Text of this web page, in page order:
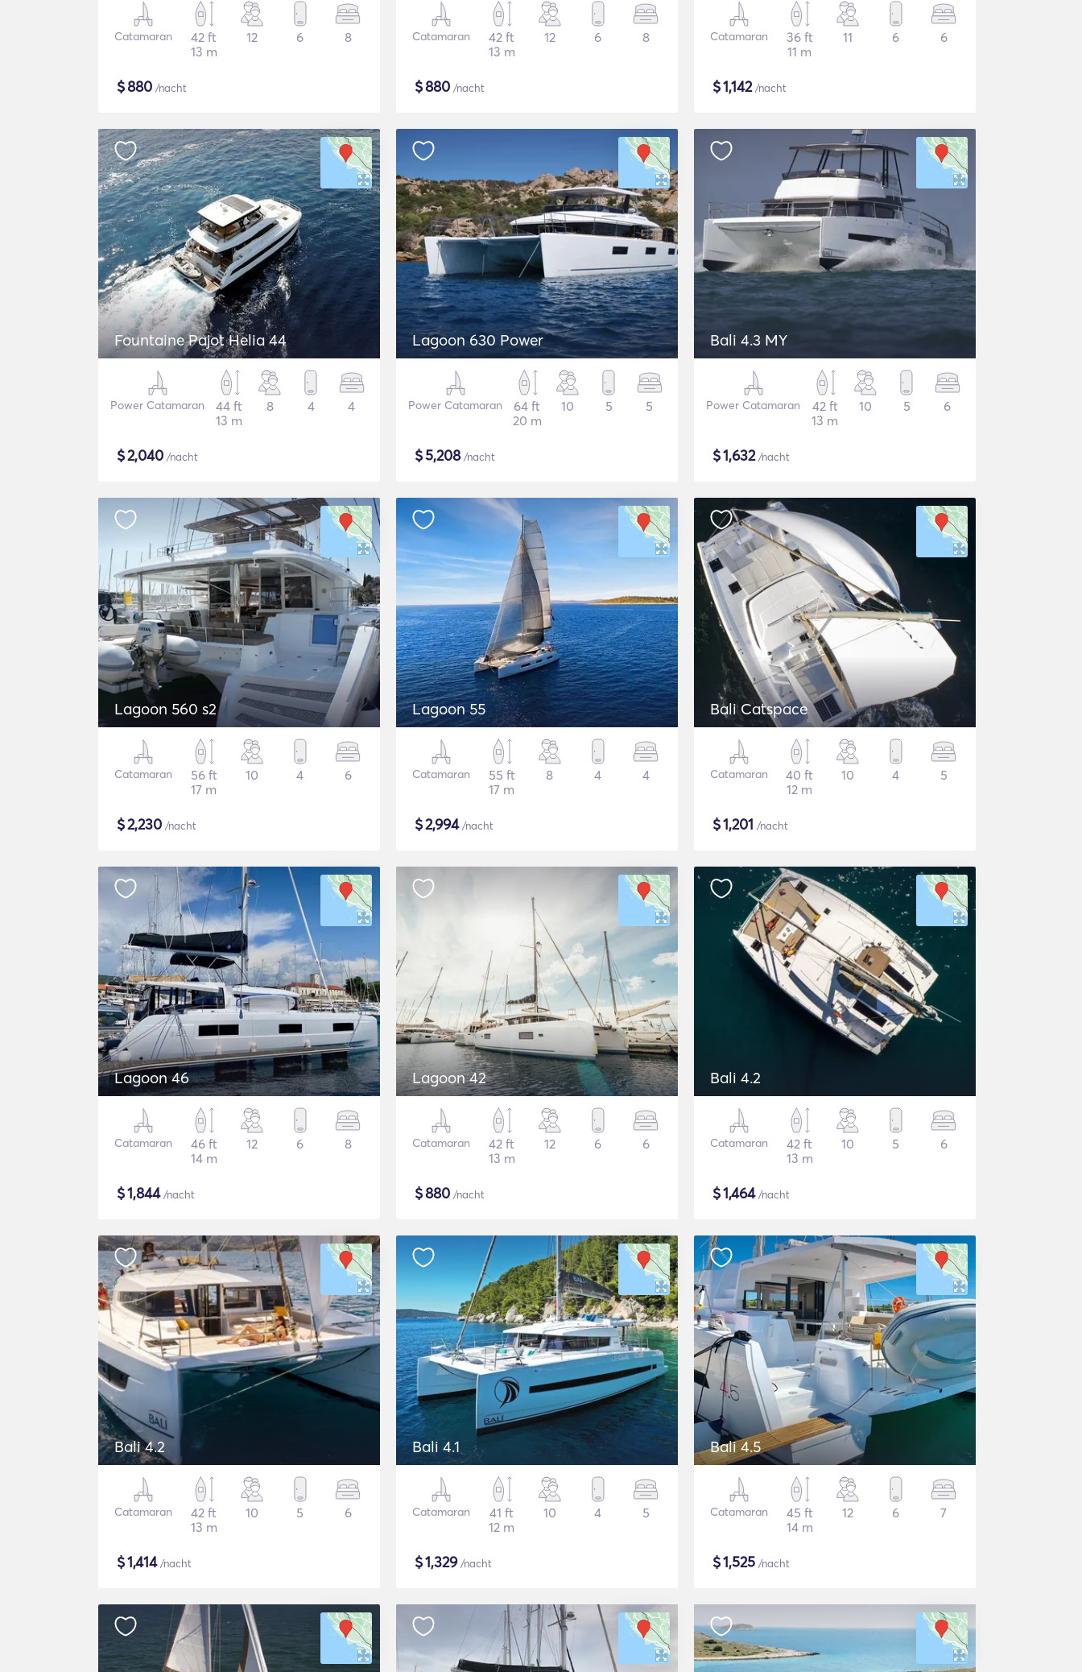
Catamaran
42 ft
13 m
12 6 8
$880 /nacht
Catamaran
42 ft
13 m
12 6 8
$880 /nacht
Catamaran
36 ft
11 m
11 6 6
$1,142/nacht
Fountaine Pajot Helia 44
Power Catamaran
44 ft
13 m
8 4 4
$2,040 /nacht
Lagoon 630 Power
Power Catamaran
64 ft
20 m
10 5 5
$5,208/nacht
Bali 4.3 MY
Power Catamaran
42 ft
13 m
10 5 6
$1,632/nacht
Lagoon 560 s2
Catamaran
56 ft
17 m
10 4 6
$2,230 /nacht
Lagoon 55
Catamaran
55 ft
17 m
8 4 4
$2,994/nacht
Bali Catspace
Catamaran
40 ft
12 m
10 4 5
$1,201 /nacht
Lagoon 46
Catamaran
46 ft
14 m
12 6 8
$1,844/nacht
Lagoon 42
Catamaran
42 ft
13 m
12 6 6
$880 /nacht
Bali 4.2
Catamaran
42 ft
13 m
10 5 6
$1,464/nacht
Bali 4.2
Catamaran
42 ft
13 m
10 5 6
$1,414/nacht
Bali 4.1
Catamaran
41 ft
12 m
10 4 5
$1,329/nacht
Bali 4.5
Catamaran
45 ft
14 m
12 6 7
$1,525 /nacht